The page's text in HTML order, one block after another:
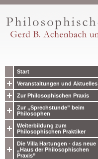
Start
Veranstaltungen und Aktuelles
Zur Philosophischen Praxis
Zur „Sprechstunde” beim
Philosophen
Weiterbildung zum
Philosophischen Praktiker
Die Villa Hartungen - das neue
„Haus der Philosophischen
Praxis”